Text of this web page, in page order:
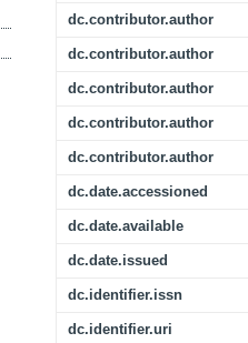
dc.contributor.author
dc.contributor.author
dc.contributor.author
dc.contributor.author
dc.contributor.author
dc.date.accessioned
dc.date.available
dc.date.issued
dc.identifier.issn
dc.identifier.uri